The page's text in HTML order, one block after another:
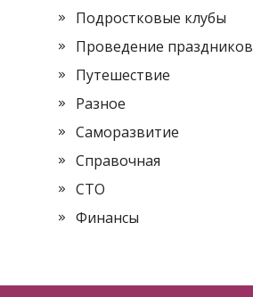
Подростковые клубы
Проведение праздников
Путешествие
Разное
Саморазвитие
Справочная
СТО
Финансы